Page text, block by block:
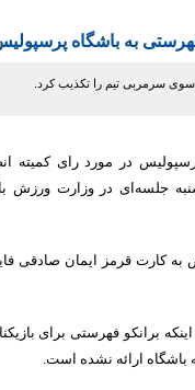
به باشگاه
سرمربی تیم را تکذیب کرد.
در مورد رای
جلسه‌ای در وزارت ورزش با
کارت قرمز ایمان صادقی
برانکو فهرستی برای
ارائه نشده است.